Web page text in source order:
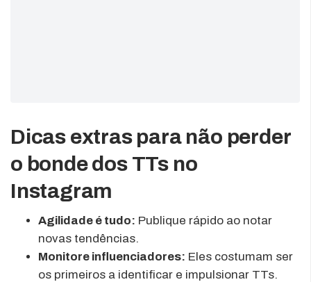
Dicas extras para não perder
o bonde dos TTs no
Instagram
Agilidade é tudo: Publique rápido ao notar
novas tendências.
Monitore influenciadores: Eles costumam ser
os primeiros a identificar e impulsionar TTs.